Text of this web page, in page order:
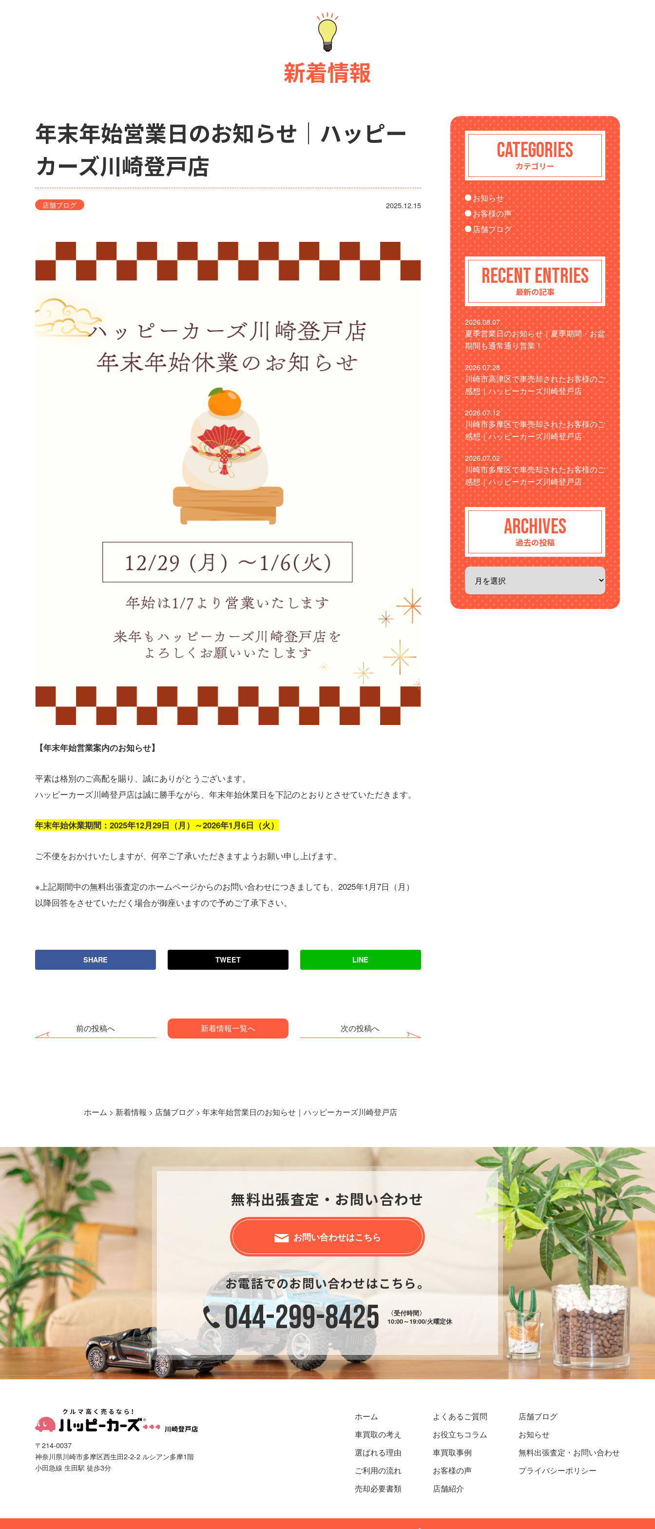
新着情報
年末年始営業日のお知らせ｜ハッピー
カーズ川崎登戸店
店舗ブログ 2025.12.15
【年末年始営業案内のお知らせ】
平素は格別のご高配を賜り、誠にありがとうございます。
ハッピーカーズ川崎登戸店は誠に勝手ながら、年末年始休業日を下記のとおりとさせていただきます。
年末年始休業期間：2025年12月29日（月）～2026年1月6日（火）
ご不便をおかけいたしますが、何卒ご了承いただきますようお願い申し上げます。
※上記期間中の無料出張査定のホームページからのお問い合わせにつきましても、2025年1月7日（月）
以降回答をさせていただく場合が御座いますので予めご了承下さい。
SHARE TWEET LINE
前の投稿へ 新着情報一覧へ 次の投稿へ
CATEGORIES
カテゴリー
お知らせ
お客様の声
店舗ブログ
RECENT ENTRIES
最新の記事
2026.08.07
夏季営業日のお知らせ｜夏季期間・お盆
期間も通常通り営業！
2026.07.28
川崎市高津区で車売却されたお客様のご
感想｜ハッピーカーズ川崎登戸店
2026.07.12
川崎市多摩区で車売却されたお客様のご
感想｜ハッピーカーズ川崎登戸店
2026.07.02
川崎市多摩区で車売却されたお客様のご
感想｜ハッピーカーズ川崎登戸店
ARCHIVES
過去の投稿
ホーム > 新着情報 > 店舗ブログ > 年末年始営業日のお知らせ｜ハッピーカーズ川崎登戸店
無料出張査定・お問い合わせ
お問い合わせはこちら
お電話でのお問い合わせはこちら。
044-299-8425
〈受付時間〉
10:00～19:00/火曜定休
〒214-0037
神奈川県川崎市多摩区西生田2-2-2 ルシアン多摩1階
小田急線 生田駅 徒歩3分
ホーム
車買取の考え
選ばれる理由
ご利用の流れ
売却必要書類
よくあるご質問
お役立ちコラム
車買取事例
お客様の声
店舗紹介
店舗ブログ
お知らせ
無料出張査定・お問い合わせ
プライバシーポリシー